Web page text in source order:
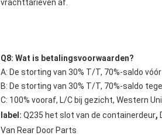
vrachttarieven af.
Q8: Wat is betalingsvoorwaarden?
A: De storting van 30% T/T, 70%-saldo
B: De storting van 30% T/T, 70%-saldo
C: 100% vooraf, L/C bij gezicht, Western
label: Q235 het slot van de containerdeur,
Van Rear Door Parts